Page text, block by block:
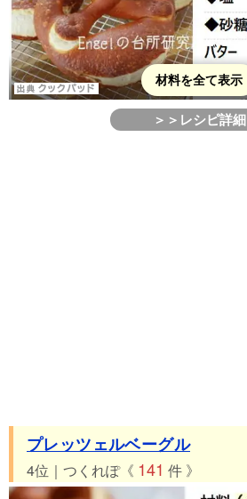
材料を全て表示
＞＞レシピ詳細
プレッツェルベーグル
4位｜つくれぽ《 141 件 》